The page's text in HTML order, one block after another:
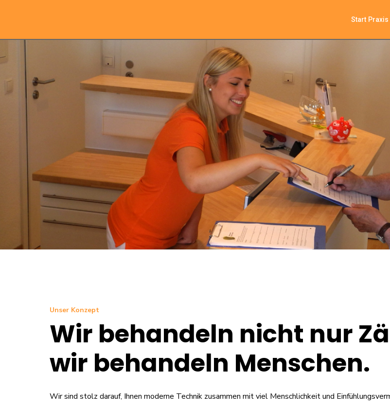
Start Praxis
Unser Konzept
Wir behandeln nicht nur
wir behandeln Menschen.
Wir sind stolz darauf, Ihnen moderne Technik zusammen mit viel Menschlichkeit und